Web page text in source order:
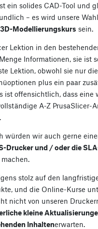
ein solides CAD-Tool und
– es wird unsere
3D-Modellierungskurs sein.
Lektion in den
Informationen, sie ist
Lektion, obwohl sie nur
plus ein paar
ist offensichtlich, dass eine
A-Z PrusaSlicer-
würden wir auch gerne
Drucker und / oder die
stolz auf den
und die Online-Kurse
nicht von unseren
kleine
Inhaltenerwarten.